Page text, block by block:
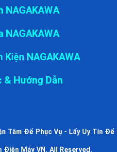
NAGAKAWA
NAGAKAWA
Kiện NAGAKAWA
& Hướng Dẫn
Tâm Để Phục Vụ - Lấy Uy Tín
Máy VN. All Reserved.